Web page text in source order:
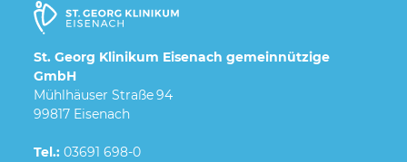
St. Georg Klinikum Eisenach gemeinnützige
GmbH
Mühlhäuser Straße 94
99817 Eisenach
Tel.: 03691 698-0